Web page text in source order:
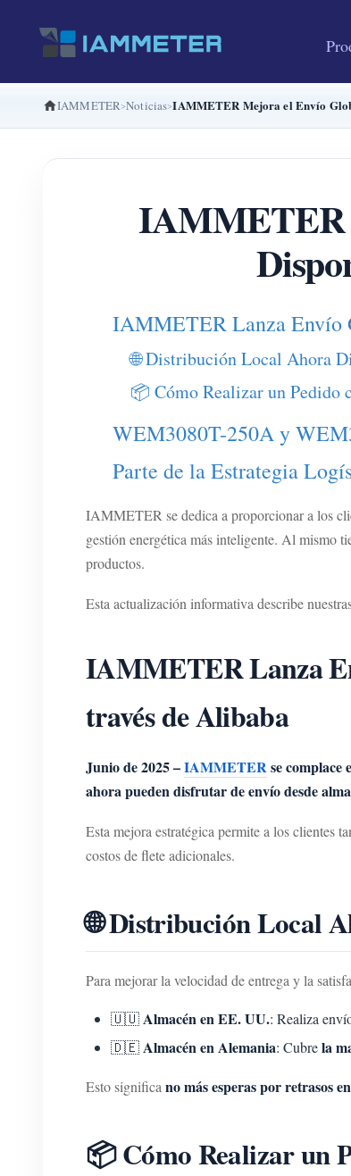
IAMMETER Noticias IAMMETER Mejora el Envío
IAMMETER
IAMMETER Lanza Envío
🌐 Distribución Local Ahora
📦 Cómo Realizar un Pedido
WEM3080T-250A y
Parte de la Estrategia
IAMMETER se dedica a proporcionar a los
gestión energética más inteligente. Al mismo
productos.
Esta actualización informativa describe
IAMMETER Lanza
través de Alibaba
Junio de 2025 –IAMMETERse
ahora pueden disfrutar de envío desde
Esta mejora estratégica permite a los clientes
costos de flete adicionales.
🌐 Distribución Local
Para mejorar la velocidad de entrega y la
🇺🇺Almacén en EE. UU.: Realiza
🇩🇪Almacén en Alemania: Cubrela
Esto significano más esperas por retrasos
📦 Cómo Realizar un